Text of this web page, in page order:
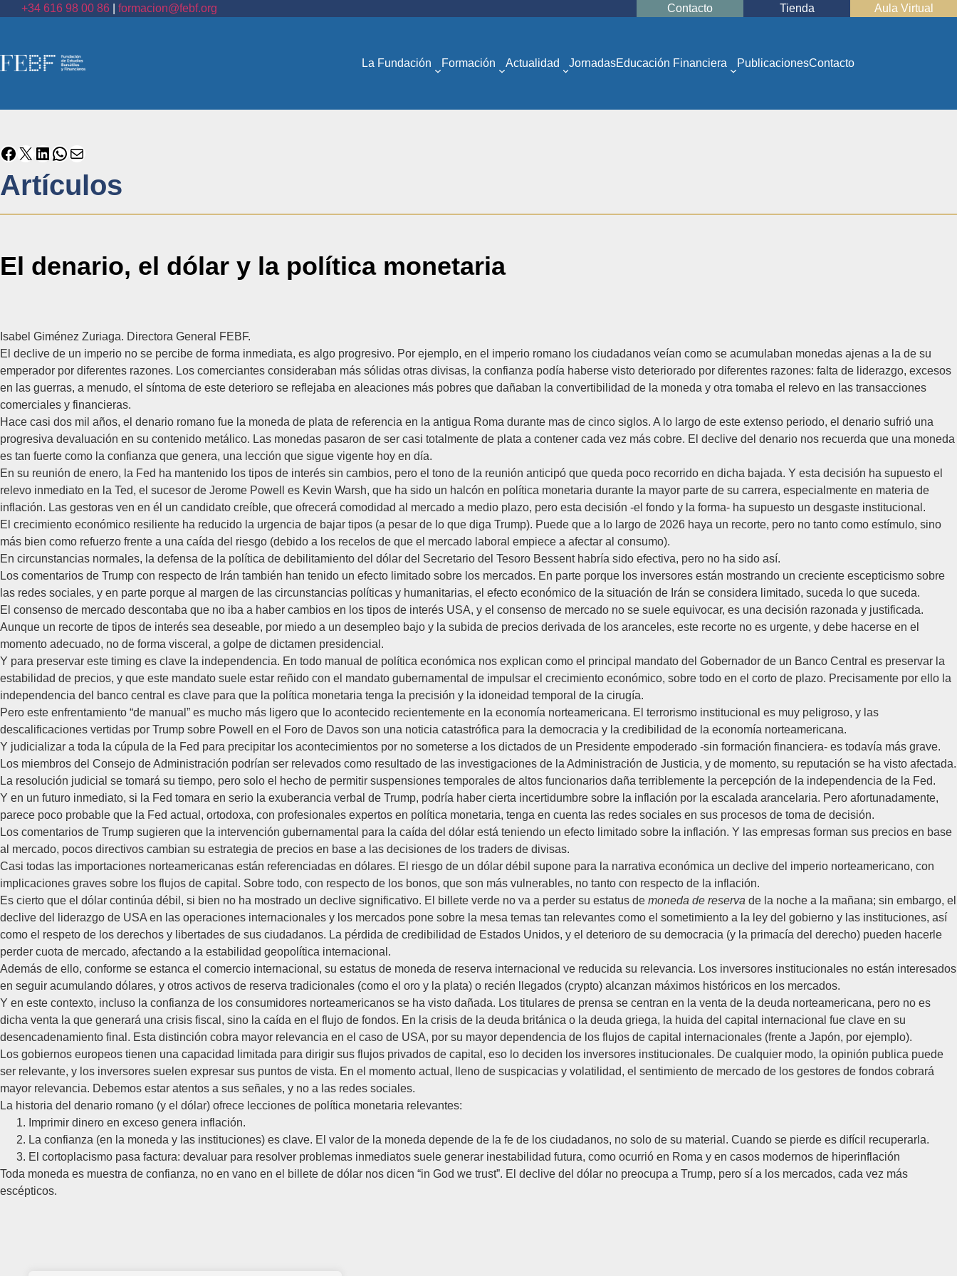
+34 616 98 00 86 formacion@febf.org Contacto Tienda Aula Virtual
La Fundación Formación Actualidad JornadasEducación Financiera PublicacionesContacto
Artículos
El denario, el dólar y la política monetaria
Isabel Giménez Zuriaga. Directora General FEBF.
El declive de un imperio no se percibe de forma inmediata, es algo progresivo. Por ejemplo, en el imperio romano los ciudadanos veían como se acumulaban monedas ajenas a la de su
emperador por diferentes razones. Los comerciantes consideraban más sólidas otras divisas, la confianza podía haberse visto deteriorado por diferentes razones: falta de liderazgo, excesos
en las guerras, a menudo, el síntoma de este deterioro se reflejaba en aleaciones más pobres que dañaban la convertibilidad de la moneda y otra tomaba el relevo en las transacciones
comerciales y financieras.
Hace casi dos mil años, el denario romano fue la moneda de plata de referencia en la antigua Roma durante mas de cinco siglos. A lo largo de este extenso periodo, el denario sufrió una
progresiva devaluación en su contenido metálico. Las monedas pasaron de ser casi totalmente de plata a contener cada vez más cobre. El declive del denario nos recuerda que una moneda
es tan fuerte como la confianza que genera, una lección que sigue vigente hoy en día.
En su reunión de enero, la Fed ha mantenido los tipos de interés sin cambios, pero el tono de la reunión anticipó que queda poco recorrido en dicha bajada. Y esta decisión ha supuesto el
relevo inmediato en la Ted, el sucesor de Jerome Powell es Kevin Warsh, que ha sido un halcón en política monetaria durante la mayor parte de su carrera, especialmente en materia de
inflación. Las gestoras ven en él un candidato creíble, que ofrecerá comodidad al mercado a medio plazo, pero esta decisión -el fondo y la forma- ha supuesto un desgaste institucional.
El crecimiento económico resiliente ha reducido la urgencia de bajar tipos (a pesar de lo que diga Trump). Puede que a lo largo de 2026 haya un recorte, pero no tanto como estímulo, sino
más bien como refuerzo frente a una caída del riesgo (debido a los recelos de que el mercado laboral empiece a afectar al consumo).
En circunstancias normales, la defensa de la política de debilitamiento del dólar del Secretario del Tesoro Bessent habría sido efectiva, pero no ha sido así.
Los comentarios de Trump con respecto de Irán también han tenido un efecto limitado sobre los mercados. En parte porque los inversores están mostrando un creciente escepticismo sobre
las redes sociales, y en parte porque al margen de las circunstancias políticas y humanitarias, el efecto económico de la situación de Irán se considera limitado, suceda lo que suceda.
El consenso de mercado descontaba que no iba a haber cambios en los tipos de interés USA, y el consenso de mercado no se suele equivocar, es una decisión razonada y justificada.
Aunque un recorte de tipos de interés sea deseable, por miedo a un desempleo bajo y la subida de precios derivada de los aranceles, este recorte no es urgente, y debe hacerse en el
momento adecuado, no de forma visceral, a golpe de dictamen presidencial.
Y para preservar este timing es clave la independencia. En todo manual de política económica nos explican como el principal mandato del Gobernador de un Banco Central es preservar la
estabilidad de precios, y que este mandato suele estar reñido con el mandato gubernamental de impulsar el crecimiento económico, sobre todo en el corto de plazo. Precisamente por ello la
independencia del banco central es clave para que la política monetaria tenga la precisión y la idoneidad temporal de la cirugía.
Pero este enfrentamiento “de manual” es mucho más ligero que lo acontecido recientemente en la economía norteamericana. El terrorismo institucional es muy peligroso, y las
descalificaciones vertidas por Trump sobre Powell en el Foro de Davos son una noticia catastrófica para la democracia y la credibilidad de la economía norteamericana.
Y judicializar a toda la cúpula de la Fed para precipitar los acontecimientos por no someterse a los dictados de un Presidente empoderado -sin formación financiera- es todavía más grave.
Los miembros del Consejo de Administración podrían ser relevados como resultado de las investigaciones de la Administración de Justicia, y de momento, su reputación se ha visto afectada.
La resolución judicial se tomará su tiempo, pero solo el hecho de permitir suspensiones temporales de altos funcionarios daña terriblemente la percepción de la independencia de la Fed.
Y en un futuro inmediato, si la Fed tomara en serio la exuberancia verbal de Trump, podría haber cierta incertidumbre sobre la inflación por la escalada arancelaria. Pero afortunadamente,
parece poco probable que la Fed actual, ortodoxa, con profesionales expertos en política monetaria, tenga en cuenta las redes sociales en sus procesos de toma de decisión.
Los comentarios de Trump sugieren que la intervención gubernamental para la caída del dólar está teniendo un efecto limitado sobre la inflación. Y las empresas forman sus precios en base
al mercado, pocos directivos cambian su estrategia de precios en base a las decisiones de los traders de divisas.
Casi todas las importaciones norteamericanas están referenciadas en dólares. El riesgo de un dólar débil supone para la narrativa económica un declive del imperio norteamericano, con
implicaciones graves sobre los flujos de capital. Sobre todo, con respecto de los bonos, que son más vulnerables, no tanto con respecto de la inflación.
Es cierto que el dólar continúa débil, si bien no ha mostrado un declive significativo. El billete verde no va a perder su estatus de moneda de reserva de la noche a la mañana; sin embargo, el
declive del liderazgo de USA en las operaciones internacionales y los mercados pone sobre la mesa temas tan relevantes como el sometimiento a la ley del gobierno y las instituciones, así
como el respeto de los derechos y libertades de sus ciudadanos. La pérdida de credibilidad de Estados Unidos, y el deterioro de su democracia (y la primacía del derecho) pueden hacerle
perder cuota de mercado, afectando a la estabilidad geopolítica internacional.
Además de ello, conforme se estanca el comercio internacional, su estatus de moneda de reserva internacional ve reducida su relevancia. Los inversores institucionales no están interesados
en seguir acumulando dólares, y otros activos de reserva tradicionales (como el oro y la plata) o recién llegados (crypto) alcanzan máximos históricos en los mercados.
Y en este contexto, incluso la confianza de los consumidores norteamericanos se ha visto dañada. Los titulares de prensa se centran en la venta de la deuda norteamericana, pero no es
dicha venta la que generará una crisis fiscal, sino la caída en el flujo de fondos. En la crisis de la deuda británica o la deuda griega, la huida del capital internacional fue clave en su
desencadenamiento final. Esta distinción cobra mayor relevancia en el caso de USA, por su mayor dependencia de los flujos de capital internacionales (frente a Japón, por ejemplo).
Los gobiernos europeos tienen una capacidad limitada para dirigir sus flujos privados de capital, eso lo deciden los inversores institucionales. De cualquier modo, la opinión publica puede
ser relevante, y los inversores suelen expresar sus puntos de vista. En el momento actual, lleno de suspicacias y volatilidad, el sentimiento de mercado de los gestores de fondos cobrará
mayor relevancia. Debemos estar atentos a sus señales, y no a las redes sociales.
La historia del denario romano (y el dólar) ofrece lecciones de política monetaria relevantes:
Imprimir dinero en exceso genera inflación.
La confianza (en la moneda y las instituciones) es clave. El valor de la moneda depende de la fe de los ciudadanos, no solo de su material. Cuando se pierde es difícil recuperarla.
El cortoplacismo pasa factura: devaluar para resolver problemas inmediatos suele generar inestabilidad futura, como ocurrió en Roma y en casos modernos de hiperinflación
Toda moneda es muestra de confianza, no en vano en el billete de dólar nos dicen “in God we trust”. El declive del dólar no preocupa a Trump, pero sí a los mercados, cada vez más
escépticos.